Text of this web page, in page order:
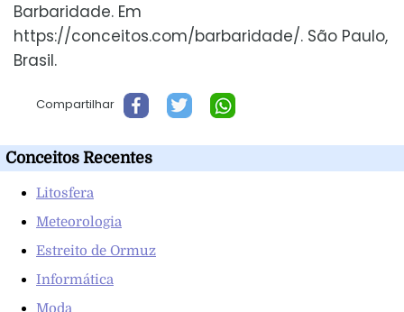
Barbaridade. Em
https://conceitos.com/barbaridade/. São Paulo,
Brasil.
Compartilhar
Conceitos Recentes
Litosfera
Meteorologia
Estreito de Ormuz
Informática